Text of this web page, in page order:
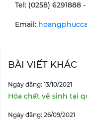
Tel: (0258) 6291888
Email:
BÀI VIẾT KHÁC
Ngày đăng: 13/10/2021
Hóa chất vệ sinh tại
Ngày đăng: 26/09/2021